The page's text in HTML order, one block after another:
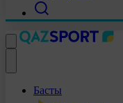
Басты